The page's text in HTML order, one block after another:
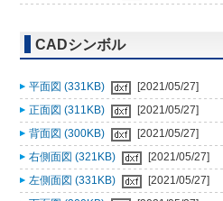
CADシンボル
平面図 (331KB)
[2021/05/27]
正面図 (311KB)
[2021/05/27]
背面図 (300KB)
[2021/05/27]
右側面図 (321KB)
[2021/05/27]
左側面図 (331KB)
[2021/05/27]